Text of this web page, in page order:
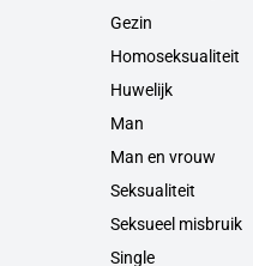
Gezin
Homoseksualiteit
Huwelijk
Man
Man en vrouw
Seksualiteit
Seksueel misbruik
Single